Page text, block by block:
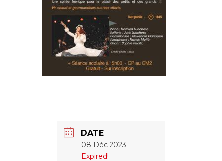
DATE
08 Déc 2023
Expired!